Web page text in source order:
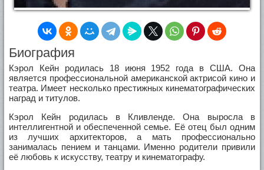
Биография
Кэрол Кейн родилась 18 июня 1952 года в США. Она
является профессиональной американской актрисой кино и
театра. Имеет несколько престижных кинематографических
наград и титулов.
Кэрол Кейн родилась в Кливленде. Она выросла в
интеллигентной и обеспеченной семье. Её отец был одним
из лучших архитекторов, а мать профессионально
занималась пением и танцами. Именно родители привили
её любовь к искусству, театру и кинематографу.